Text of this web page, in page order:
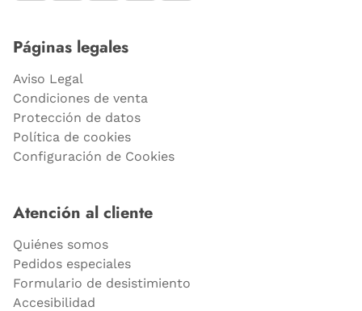
Páginas legales
Aviso Legal
Condiciones de venta
Protección de datos
Política de cookies
Configuración de Cookies
Atención al cliente
Quiénes somos
Pedidos especiales
Formulario de desistimiento
Accesibilidad